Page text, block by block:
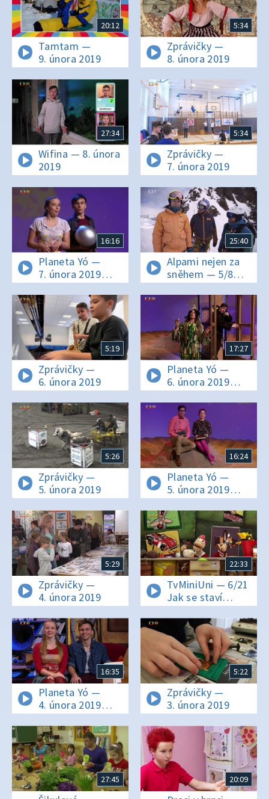
20:12
Tamtam —
9. února 2019
5:34
Zprávičky —
8. února 2019
27:34
Wifina — 8. února
2019
5:34
Zprávičky —
7. února 2019
16:16
Planeta Yó —
7. února 2019
16:10
25:40
Alpami nejen za
sněhem — 5/8
Sölden
5:19
Zprávičky —
6. února 2019
17:27
Planeta Yó —
6. února 2019
16:10
5:26
Zprávičky —
5. února 2019
16:24
Planeta Yó —
5. února 2019
16:12
5:29
Zprávičky —
4. února 2019
22:33
TvMiniUni — 6/21
Jak se staví
robot? Proč se
ještěrky a hadi
vyhřívají na
sluníčku?
16:35
Planeta Yó —
4. února 2019
16:11
5:22
Zprávičky —
3. února 2019
27:45 20:09